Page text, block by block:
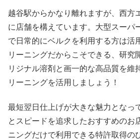
越谷駅からかなり離れますが、西方
に店舗を構えています。大型スーパ
で日常的にベルクを利用する方は活
リーニングだからこそできる、研究
リジナル溶剤と画一的な高品質を維
リーニングを活用しましょう！
最短翌日仕上げが大きな魅力となっ
とスピードを追求したおすすめのお
ニングだけで利用できる特許取得の